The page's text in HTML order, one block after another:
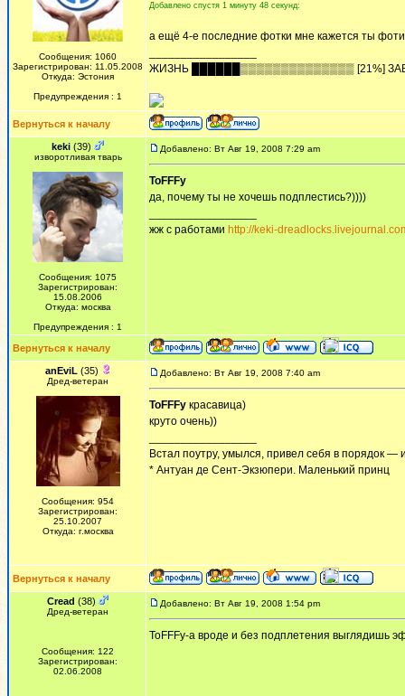
Сообщения: 1060
Зарегистрирован: 11.05.2008
Откуда: Эстония
Предупреждения : 1
Добавлено спустя 1 минуту 48 секунд:
а ещё 4-е последние фотки мне кажется ты
ЖИЗHЬ ██████▒▒▒▒▒▒▒▒▒▒▒▒▒▒ [21%]
Вернуться к началу
keki (39)
изворотливая тварь
Сообщения: 1075
Зарегистрирован:
15.08.2006
Откуда: москва
Предупреждения : 1
Добавлено: Вт Авг 19, 2008 7:29 am
ToFFFy
да, почему ты не хочешь подплестись?))))
жж с работами http://keki-
Вернуться к началу
anEviL (35)
Дред-ветеран
Сообщения: 954
Зарегистрирован:
25.10.2007
Откуда: г.москва
Добавлено: Вт Авг 19, 2008 7:40 am
ToFFFy красавица)
круто очень))
Встал поутру, умылся, привел себя в порядок —
* Антуан де Сент-Экзюпери. Маленький принц
Вернуться к началу
Cread (38)
Дред-ветеран
Сообщения: 122
Зарегистрирован:
02.06.2008
Добавлено: Вт Авг 19, 2008 1:54 pm
ToFFFy-а вроде и без подплетения выглядишь